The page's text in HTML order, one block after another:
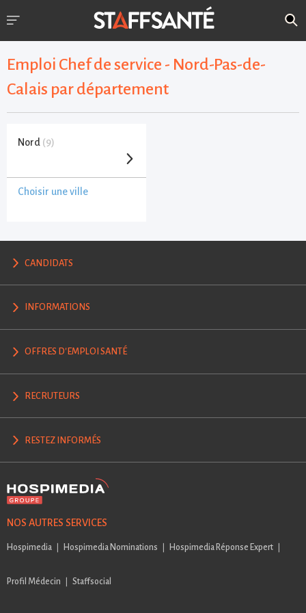
Emploi Chef de service - Nord-Pas-de-
Calais par département
Nord (9)
Choisir une ville
CANDIDATS
INFORMATIONS
OFFRES D'EMPLOI SANTÉ
RECRUTEURS
RESTEZ INFORMÉS
NOS AUTRES SERVICES
Hospimedia Hospimedia Nominations Hospimedia Réponse Expert
Profil Médecin Staffsocial